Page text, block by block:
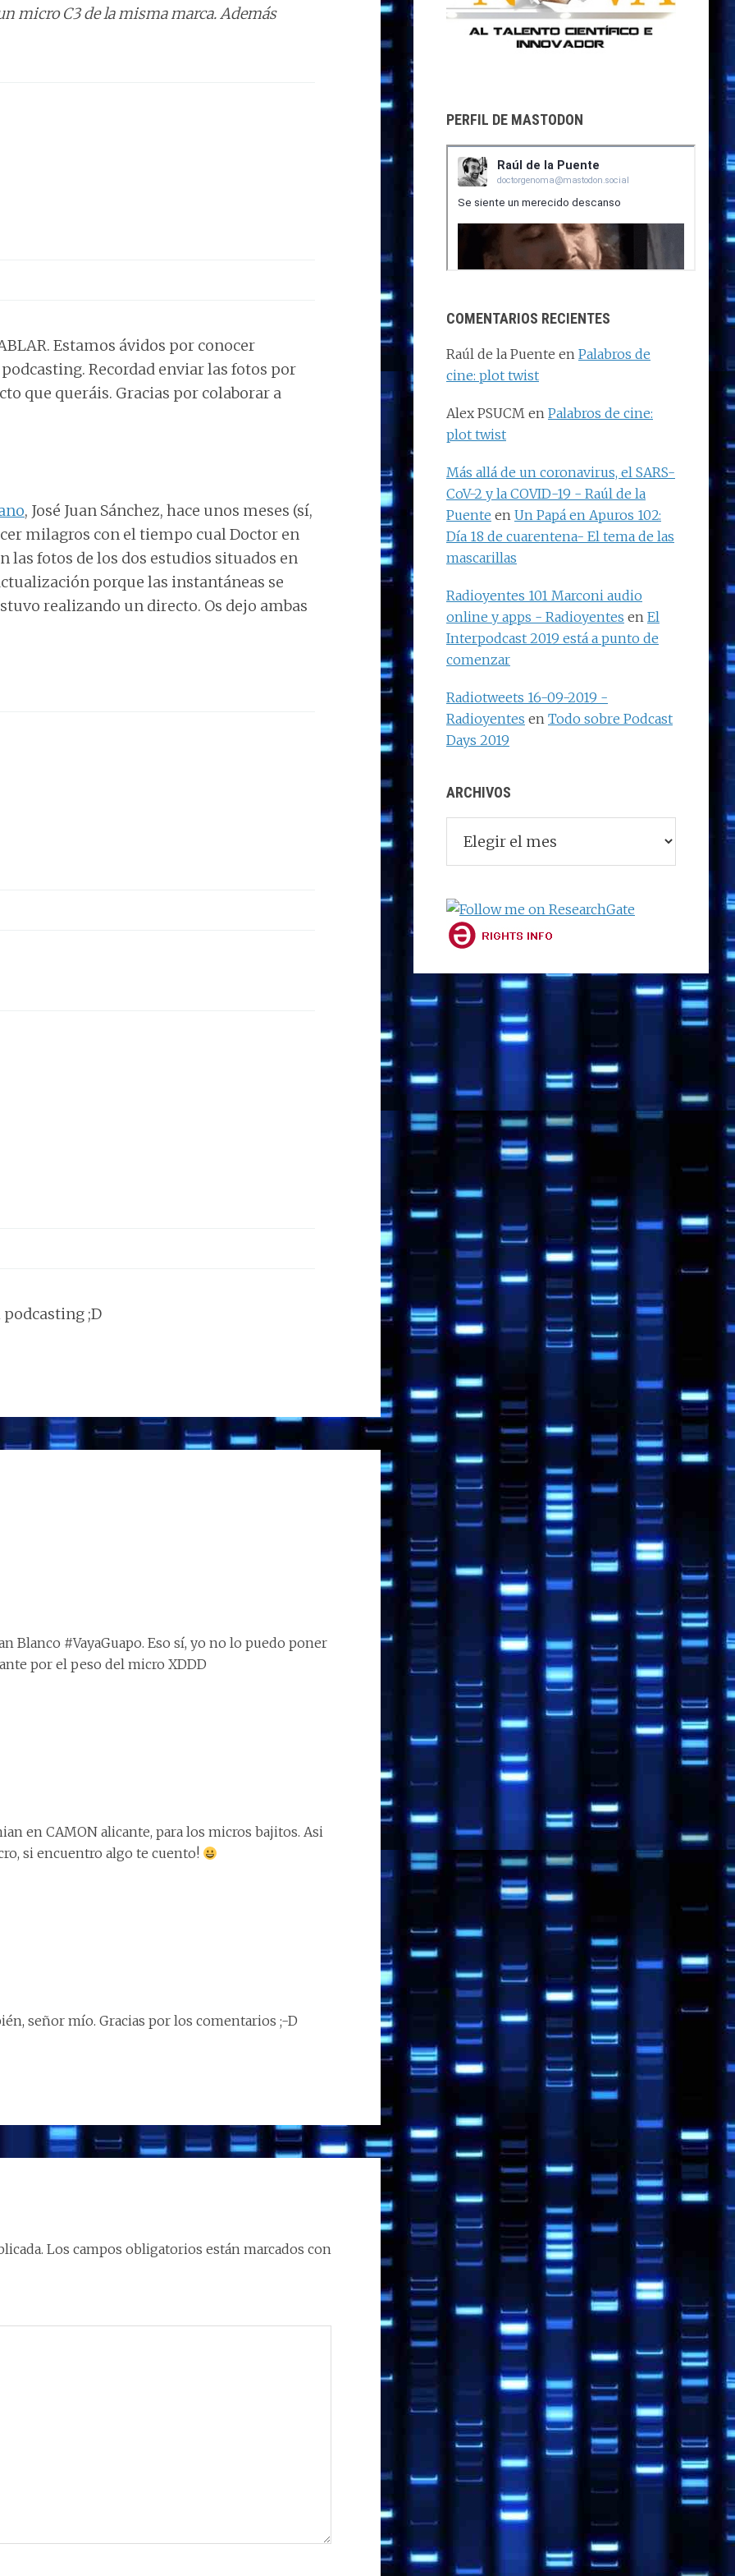
micro C3 de la misma marca. Además
Estamos ávidos por conocer
Recordad enviar las fotos por
que queráis. Gracias por colaborar a
, José Juan Sánchez, hace unos meses (sí,
milagros con el tiempo cual Doctor en
las fotos de los dos estudios situados en
porque las instantáneas se
realizando un directo. Os dejo ambas
;D
Blanco #VayaGuapo. Eso sí, yo no lo puedo poner
por el peso del micro XDDD
en CAMON alicante, para los micros bajitos. Asi
si encuentro algo te cuento!
señor mío. Gracias por los comentarios ;-D
Los campos obligatorios están marcados con
PERFIL DE MASTODON
COMENTARIOS RECIENTES
Raúl de la Puente en Palabros de
cine: plot twist
Alex PSUCM en Palabros de cine:
plot twist
Más allá de un coronavirus, el SARS-
CoV-2 y la COVID-19 - Raúl de la
Puente en Un Papá en Apuros 102:
Día 18 de cuarentena- El tema de las
mascarillas
Radioyentes 101 Marconi audio
online y apps - Radioyentes en El
Interpodcast 2019 está a punto de
comenzar
Radiotweets 16-09-2019 -
Radioyentes en Todo sobre Podcast
Days 2019
ARCHIVOS